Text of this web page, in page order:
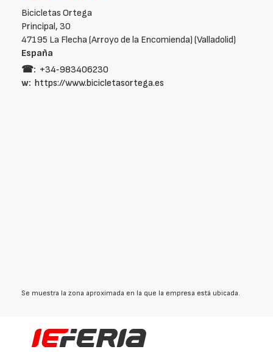
Bicicletas Ortega
Principal, 30
47195 La Flecha (Arroyo de la Encomienda) (Valladolid)
España
☎: +34‑983406230
w: https://www.bicicletasortega.es
Se muestra la zona aproximada en la que la empresa está ubicada.